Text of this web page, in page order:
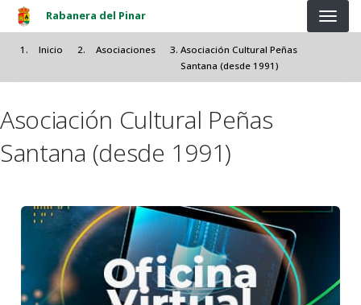
Pasar al contenido principal
Rabanera del Pinar
Inicio Asociaciones
Asociación Cultural Peñas
Santana (desde 1991)
Asociación Cultural Peñas
Santana (desde 1991)